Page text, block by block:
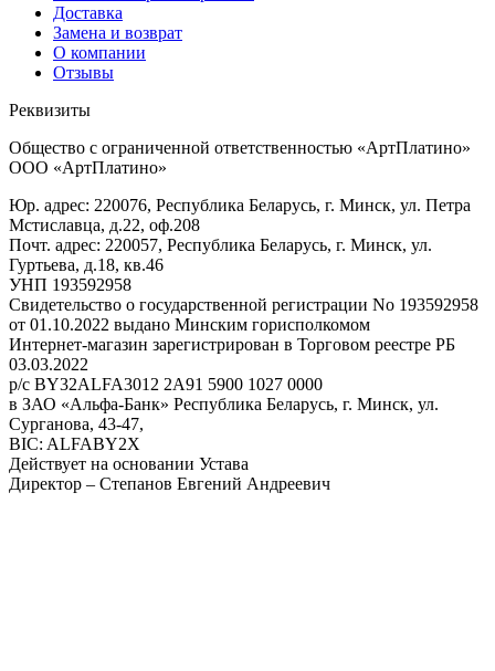
Доставка
Замена и возврат
О компании
Отзывы
Реквизиты
Общество с ограниченной ответственностью «АртПлатино»
ООО «АртПлатино»
Юр. адрес: 220076, Республика Беларусь, г. Минск, ул. Петра
Мстиславца, д.22, оф.208
Почт. адрес: 220057, Республика Беларусь, г. Минск, ул.
Гуртьева, д.18, кв.46
УНП 193592958
Свидетельство о государственной регистрации No 193592958
от 01.10.2022 выдано Минским горисполкомом
Интернет-магазин зарегистрирован в Торговом реестре РБ
03.03.2022
р/с BY32ALFA3012 2A91 5900 1027 0000
в ЗАО «Альфа-Банк» Республика Беларусь, г. Минск, ул.
Сурганова, 43-47,
BIC: ALFABY2X
Действует на основании Устава
Директор – Степанов Евгений Андреевич